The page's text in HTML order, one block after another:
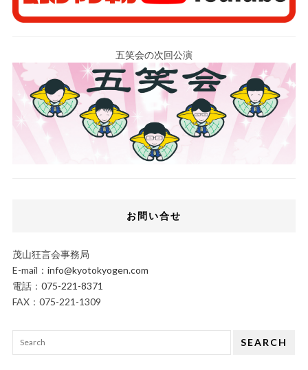
五笑会の次回公演
お問い合せ
茂山狂言会事務局
E-mail： info@kyotokyogen.com
電話： 075-221-8371
FAX：075-221-1309
SEARCH